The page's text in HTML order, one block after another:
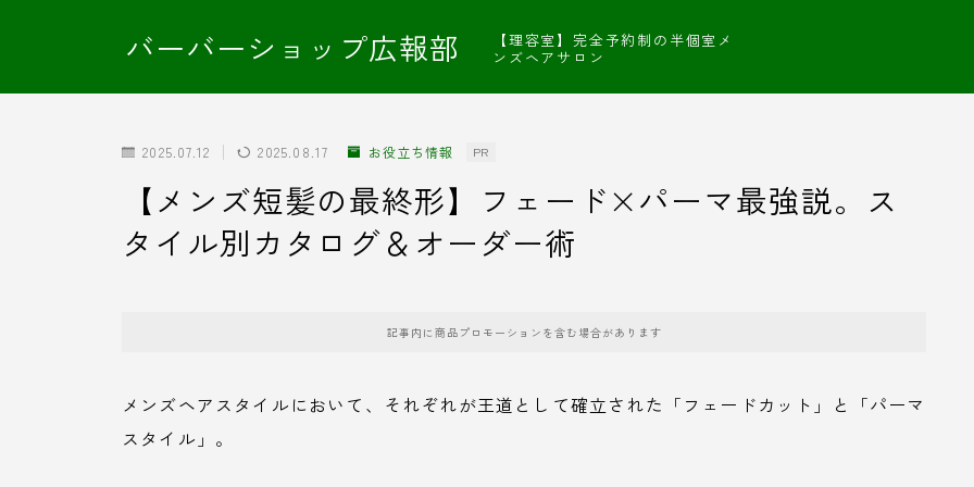
バーバーショップ広報部
【理容室】完全予約制の半個室メ
ンズヘアサロン
2025.07.12 2025.08.17 お役立ち情報 PR
【メンズ短髪の最終形】フェード×パーマ最強説。ス
タイル別カタログ＆オーダー術
記事内に商品プロモーションを含む場合があります
メンズヘアスタイルにおいて、それぞれが王道として確立された「フェードカット」と「パーマ
スタイル」。